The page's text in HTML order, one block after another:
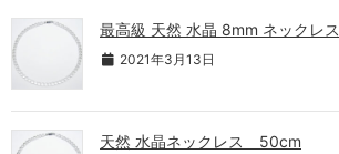
最高級 天然 水晶 8mm ネックレス
2021年3月13日
天然 水晶ネックレス 50cm